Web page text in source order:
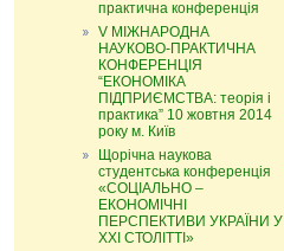
практична конференція
V МІЖНАРОДНА
НАУКОВО-ПРАКТИЧНА
КОНФЕРЕНЦІЯ
“ЕКОНОМІКА
ПІДПРИЄМСТВА: теорія і
практика” 10 жовтня 2014
року м. Київ
Щорічна наукова
студентська конференція
«СОЦІАЛЬНО –
ЕКОНОМІЧНІ
ПЕРСПЕКТИВИ УКРАЇНИ У
ХХІ СТОЛІТТІ»